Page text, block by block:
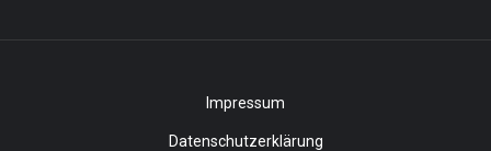
Impressum
Datenschutzerklärung